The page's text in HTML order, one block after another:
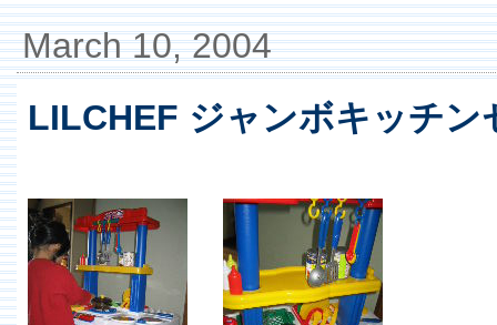
March 10, 2004
LILCHEF ジャンボキッチン